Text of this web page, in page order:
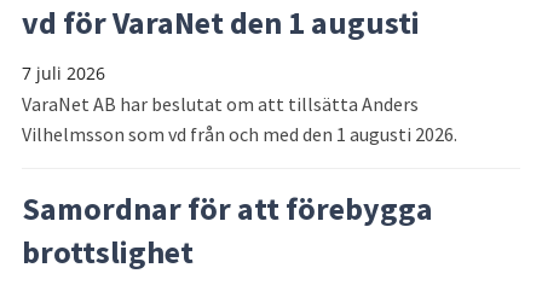
vd för VaraNet den 1 augusti
7 juli 2026
VaraNet AB har beslutat om att tillsätta Anders
Vilhelmsson som vd från och med den 1 augusti 2026.
Samordnar för att förebygga
brottslighet